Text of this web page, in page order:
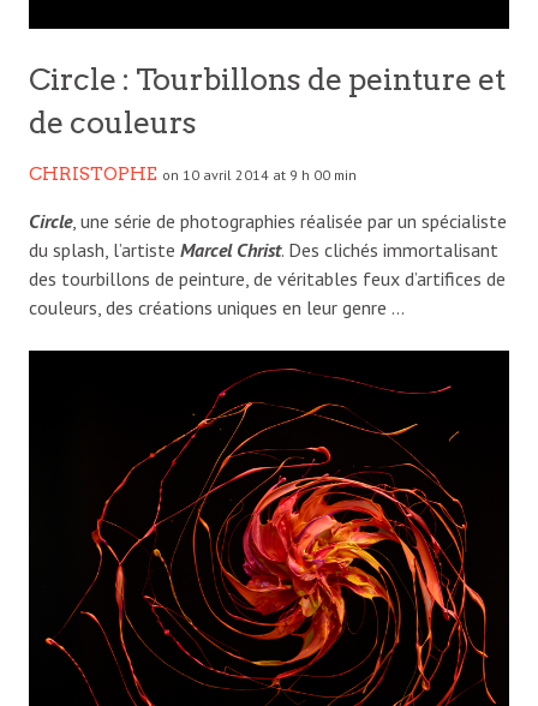
Circle : Tourbillons de peinture et
de couleurs
CHRISTOPHE on 10 avril 2014 at 9 h 00 min
Circle, une série de photographies réalisée par un spécialiste
du splash, l’artiste Marcel Christ. Des clichés immortalisant
des tourbillons de peinture, de véritables feux d’artifices de
couleurs, des créations uniques en leur genre …